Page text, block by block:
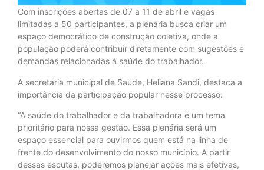
Com inscrições abertas de 07 a 11 de abril e vagas
limitadas a 50 participantes, a plenária busca criar um
espaço democrático de construção coletiva, onde a
população poderá contribuir diretamente com sugestões e
demandas relacionadas à saúde do trabalhador.
A secretária municipal de Saúde, Heliana Sandi, destaca a
importância da participação popular nesse processo:
“A saúde do trabalhador e da trabalhadora é um tema
prioritário para nossa gestão. Essa plenária será um
espaço essencial para ouvirmos quem está na linha de
frente do desenvolvimento do nosso município. A partir
dessas escutas, poderemos planejar ações mais efetivas,